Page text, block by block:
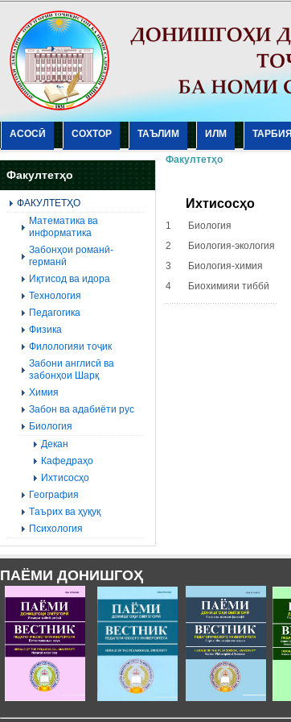
АСОСӢ СОХТОР ТАЪЛИМ ИЛМ ТАРБИЯ
Факултетҳо
ФАКУЛТЕТҲО
Mатематика ва
информатика
Забонҳои романӣ-
германӣ
Иқтисод ва идора
Технология
Педагогика
Физика
Филологияи тоҷик
Забони англисӣ ва
забонҳои Шарқ
Химия
Забон ва адабиёти рус
Биология
Декан
Кафедраҳо
Ихтисосҳо
География
Tаърих ва ҳуқуқ
Психология
Факултетҳо
Ихтисосҳо
1 Биология
2 Биология-экология
3 Биология-химия
4 Биохимияи тиббӣ
ПАЁМИ ДОНИШГОҲ